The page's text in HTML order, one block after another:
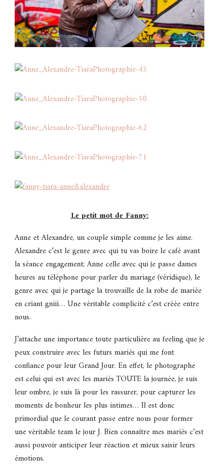
Le petit mot de Fanny:
Anne et Alexandre, un couple simple comme je les aime.
Alexandre c’est le genre avec qui tu vas boire le café avant
la séance engagement; Anne celle avec qui je passe dames
heures au téléphone pour parler du mariage (véridique), le
genre avec qui je partage la trouvaille de la robe de mariée
en criant gniii… Une véritable complicité c’est créée entre
nous.
J’attache une importance toute particulière au feeling que je
peux construire avec les futurs mariés qui me font
confiance pour leur Grand Jour. En effet, le photographe
est celui qui est avec les mariés TOUTE la journée, je suis
leur ombre, je suis là pour les rassurer, pour capturer les
moments de bonheur les plus intimes… Il est donc
primordial que le courant passe entre nous pour former
une véritable team le jour J. Bien connaître mes mariés c’est
aussi pouvoir anticiper leur réaction et mieux saisir leurs
émotions.